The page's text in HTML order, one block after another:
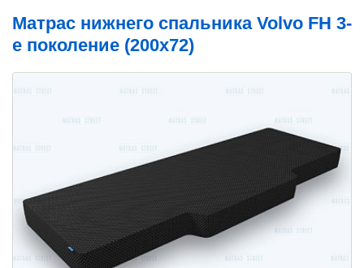
Матрас нижнего спальника Volvo FH 3-
е поколение (200x72)